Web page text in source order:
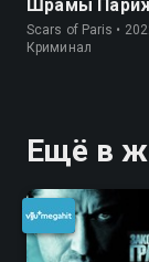
Шрамы
Scars of Paris •
Криминал
Ещё в